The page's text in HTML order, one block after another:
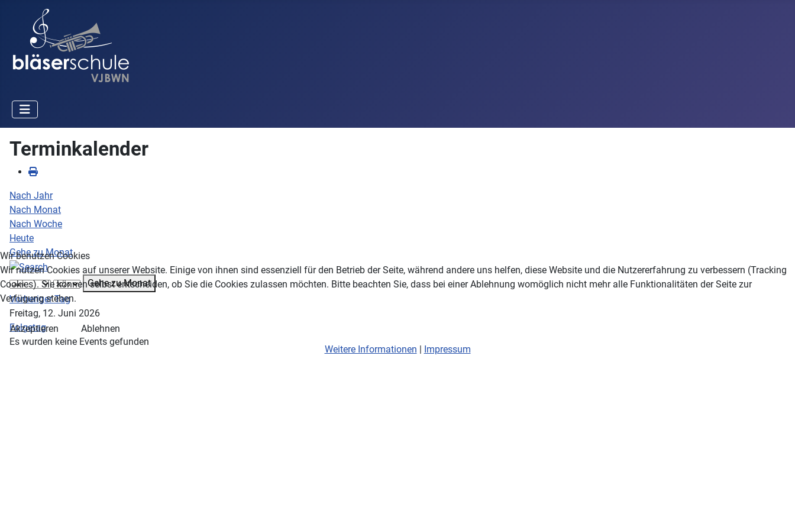
Terminkalender
Nach Jahr
Nach Monat
Nach Woche
Heute
Gehe zu Monat
Gehe zu Monat
Vorheriger Tag
Freitag, 12. Juni 2026
Folgetag
Es wurden keine Events gefunden
Wir benutzen Cookies
Wir nutzen Cookies auf unserer Website. Einige von ihnen sind essenziell für den Betrieb der Seite, während andere uns helfen, diese Website und die Nutzererfahrung zu verbessern (Tracking
Cookies). Sie können selbst entscheiden, ob Sie die Cookies zulassen möchten. Bitte beachten Sie, dass bei einer Ablehnung womöglich nicht mehr alle Funktionalitäten der Seite zur
Verfügung stehen.
Akzeptieren
Ablehnen
Weitere Informationen | Impressum